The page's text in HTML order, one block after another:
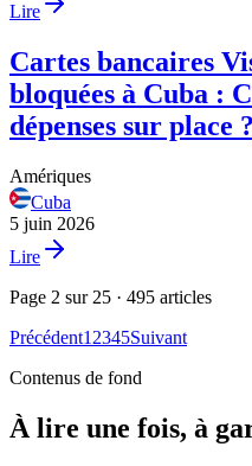
Lire
Cartes bancaires
bloquées à Cuba :
dépenses sur place ?
Amériques
Cuba
5 juin 2026
Lire
Page 2 sur 25 · 495 articles
Précédent1 2345Suivant
Contenus de fond
À lire une fois, à